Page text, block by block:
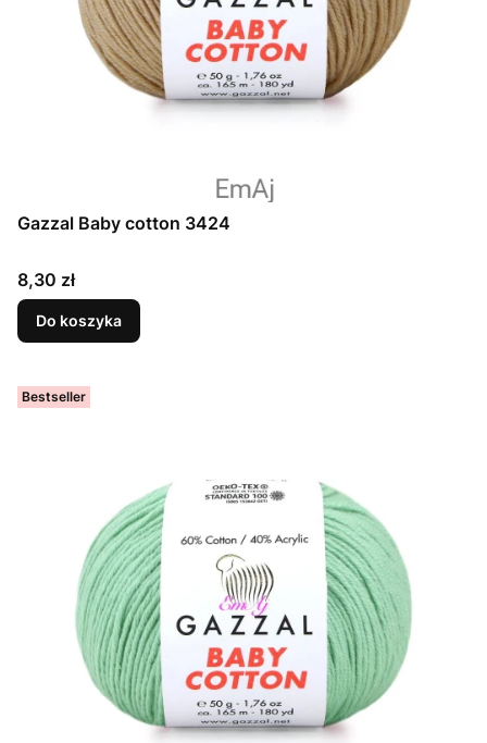
Gazzal Baby cotton 3424
Cena
8,30 zł
Do koszyka
Bestseller